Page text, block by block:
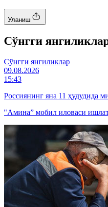
Уланиш
Cўнгги
Cўнгги янгиликлар
09.08.2026
15:43
Россиянинг яна 11 ҳудудида
"Амина” мобил иловаси